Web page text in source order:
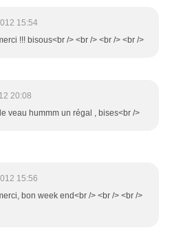
15:54
!!! bisous<br /> <br /> <br /> <br />
20:08
veau hummm un régal , bises<br />
15:56
bon week end<br /> <br /> <br />